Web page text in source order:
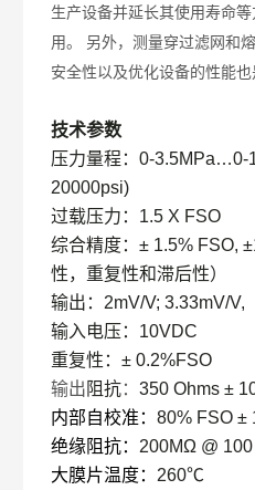
生产设备并延长其使用寿命
用。
另外，测量穿过滤网和
安全性以及优化设备的性能也
技术参数
压力量程：0-3.5MPa…0-
20000psi)
过载压力 ： 1.5 X FSO
综合精度：± 1.5% FSO,
性，重复性和滞后性）
输出 ： 2mV/V; 3.33mV/V,
输入电压： 10VDC
重复性：± 0.2%FSO
输出 阻抗：350 Ohms ±
内部自校准：80% FSO ±
绝缘阻抗： 200MΩ @
大膜片温度： 260℃